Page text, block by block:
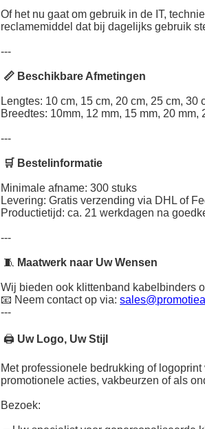
Of het nu gaat om gebruik in de IT,
reclamemiddel dat bij dagelijks gebruik
---
📏 Beschikbare Afmetingen
Lengtes: 10 cm, 15 cm, 20 cm, 25 cm, 30
Breedtes: 10mm, 12 mm, 15 mm, 20 mm,
---
🛒 Bestelinformatie
Minimale afname: 300 stuks
Levering: Gratis verzending via DHL of
Productietijd: ca. 21 werkdagen na
---
🧵 Maatwerk naar Uw Wensen
Wij bieden ook klittenband kabelbinders
📧 Neem contact op via:
---
🖨 Uw Logo, Uw Stijl
Met professionele bedrukking of
promotionele acties, vakbeurzen of als
Bezoek: